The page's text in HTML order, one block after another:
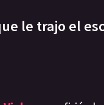
le trajo el